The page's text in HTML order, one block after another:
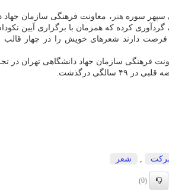
سپهر سورههنر ، معاونت فرهنگی سازمان
گردآوری كرده كه همزمان با برگزاری آیین
فرصت دارند شعرهای خویش را در چهار قالب
فرهنگی سازمان جهاد دانشگاهی تهران
شعر
(0)